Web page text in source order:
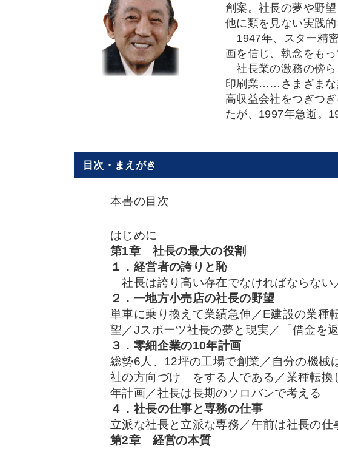
創案。社長の夢や野
他に類を見ない実践的
1947年、スター精
画を信じ、執念をも
社長業の激務の傍ら
印刷業……さまざまな
高収益会社をつぎつ
たが、1997年急逝。
目次・まえがき
本書の目次
はじめに
第1章 社長の最大の役割
１．経営者の誇りと恥
社長は誇り高い存在でなければならない
２．一地方小売店の社長の野望
単車に乗り換えて業績急伸／E建設の業種
望／Jスポーツ社長の夢と現実／「借金を
３．零細企業の10年計画
総勢6人、12坪の工場で創業／自分の機械
社の方向づけ」をする人である／業種転
年計画／社長は長期のソロバンで考える
４．社長の仕事と専務の仕事
立派な社長と立派な専務／午前は社長の
第2章 経営の本質